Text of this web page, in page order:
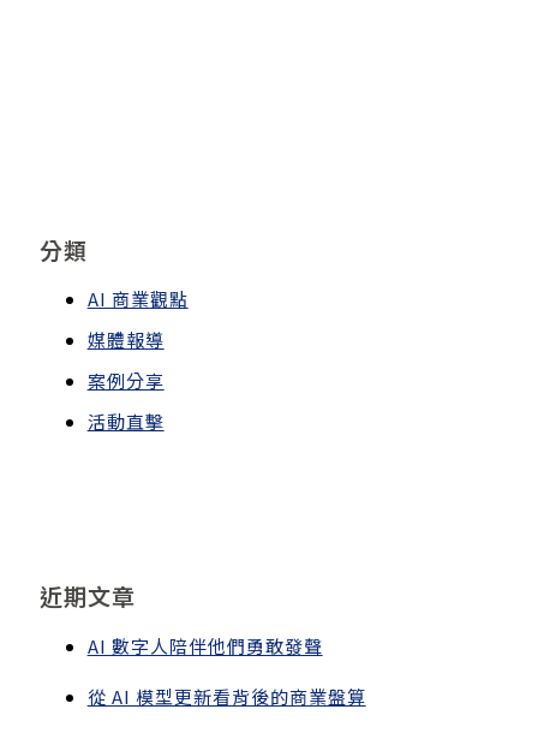
分類
AI 商業觀點
媒體報導
案例分享
活動直擊
近期文章
AI 數字人陪伴他們勇敢發聲
從 AI 模型更新看背後的商業盤算